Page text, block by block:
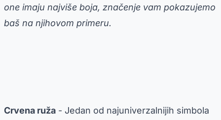
one imaju najviše boja, značenje vam pokazujemo
baš na njihovom primeru.
Crvena ruža - Jedan od najuniverzalnijih simbola